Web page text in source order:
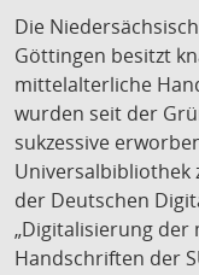
Die
Göttingen besitzt
mittelalterliche
wurden seit der
sukzessive
Universalbibliothek
der Deutschen
„Digitalisierung
Handschriften der